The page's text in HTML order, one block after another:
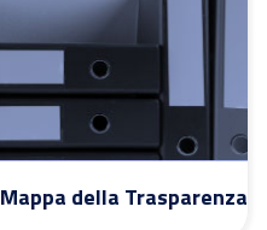
Mappa della Trasparenza